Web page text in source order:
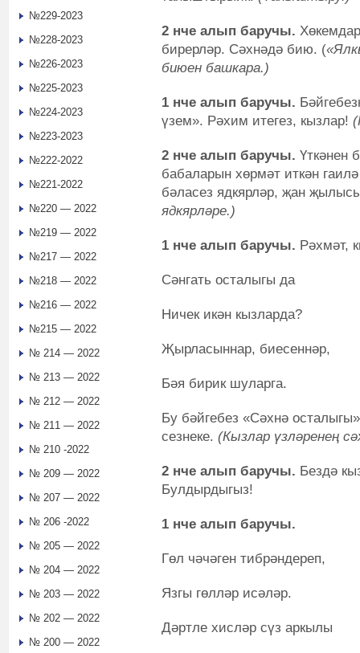
2 нче алып баручы.
бирерләр. Сәхнәдә бию. (
биюен башкара.)
1 нче алып баручы.
үзем». Рәхим итегез, кызлар!
2 нче алып баручы. Үткәнен
бабаларын хөрмәт иткән
бәласез ядкярләр, җан
ядкярләре.)
1 нче алып баручы. Рәхмәт,
Сәнгать осталыгы да
Ничек икән кызларда?
Җырласыннар, биесеннәр,
Бәя бирик шуларга.
Бу бәйгебез «Сәхнә
сезнеке. (Кызлар үзләренең
2 нче алып баручы. Бездә
Булдырдыгыз!
1 нче алып баручы.
Гөл чәчәген тибрәндереп,
Язгы гөлләр исәләр.
Дәртле хисләр сүз аркылы
№229-2023
№228-2023
№226-2023
№225-2023
№224-2023
№223-2023
№222-2022
№221-2022
№220 — 2022
№219 — 2022
№217 — 2022
№218 — 2022
№216 — 2022
№215 — 2022
№ 214 — 2022
№ 213 — 2022
№ 212 — 2022
№ 211 — 2022
№ 210 -2022
№ 209 — 2022
№ 207 — 2022
№ 206 -2022
№ 205 — 2022
№ 204 — 2022
№ 203 — 2022
№ 202 — 2022
№ 200 — 2022